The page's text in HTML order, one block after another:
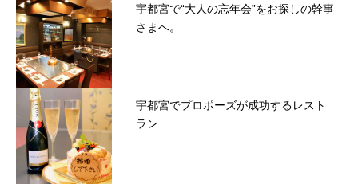
宇都宮で“大人の忘年会”をお探しの幹事
さまへ。
宇都宮でプロポーズが成功するレスト
ラン